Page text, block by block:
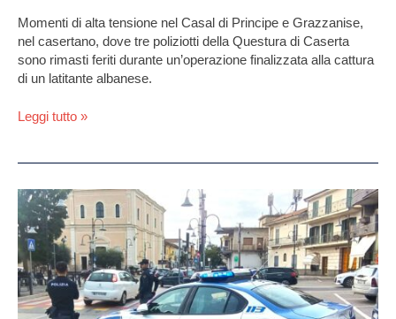
Momenti di alta tensione nel Casal di Principe e Grazzanise,
nel casertano, dove tre poliziotti della Questura di Caserta
sono rimasti feriti durante un’operazione finalizzata alla cattura
di un latitante albanese.
Leggi tutto »
Casal
di
Principe,
lite
tra
minori
finisce